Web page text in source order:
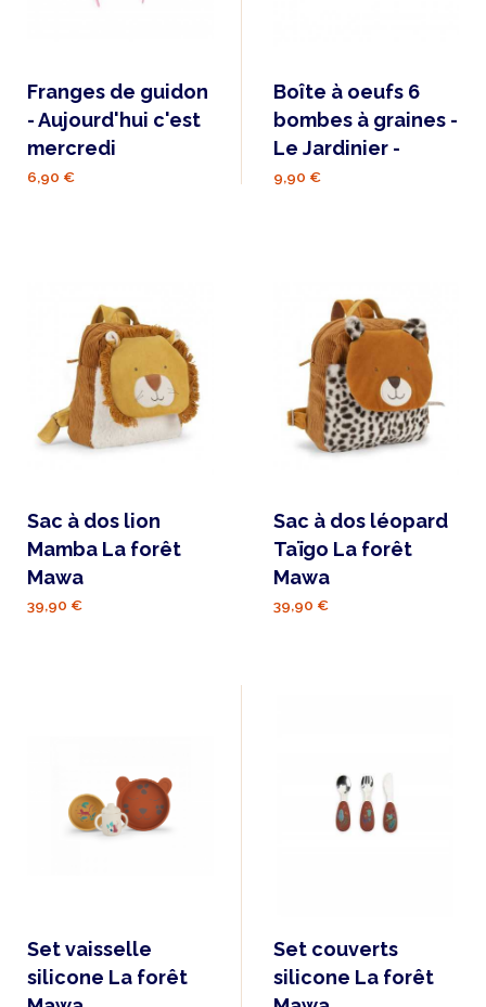
Franges de guidon
- Aujourd'hui c'est
mercredi
6,90 €
Boîte à oeufs 6
bombes à graines -
Le Jardinier -
9,90 €
Sac à dos lion
Mamba La forêt
Mawa
39,90 €
Sac à dos léopard
Taïgo La forêt
Mawa
39,90 €
Set vaisselle
silicone La forêt
Set couverts
silicone La forêt